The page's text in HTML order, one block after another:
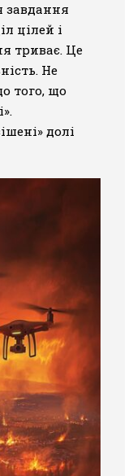
завдання
цілей і
триває. Це
Не
того, що
долі